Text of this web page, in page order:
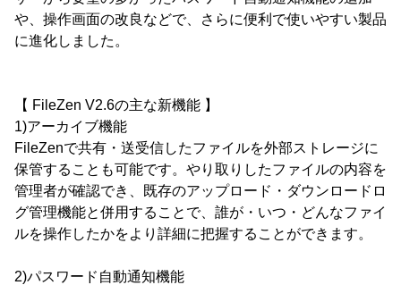
や、操作画面の改良などで、さらに便利で使いやすい製品
に進化しました。
【 FileZen V2.6の主な新機能 】
1)アーカイブ機能
FileZenで共有・送受信したファイルを外部ストレージに
保管することも可能です。やり取りしたファイルの内容を
管理者が確認でき、既存のアップロード・ダウンロードロ
グ管理機能と併用することで、誰が・いつ・どんなファイ
ルを操作したかをより詳細に把握することができます。
2)パスワード自動通知機能